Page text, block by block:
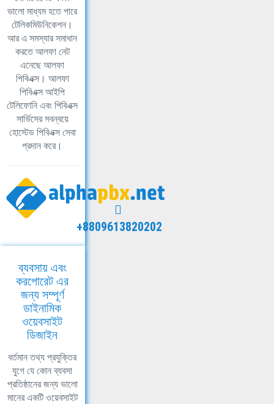
ভালো মাধ্যম হতে পারে
টেলিকমিউনিকেশন।
আর এ সমস্যার সমাধান
করতে আলফা নেট
এনেছে আলফা
পিবিএক্স। আলফা
পিবিএক্স আইপি
টেলিফোনি এবং পিবিএক্স
সার্ভিসের সবন্বয়ে
হোস্টেড পিবিএক্স সেবা
প্রদান করে।
+8809613820202
ব্যবসায় এবং
করপোরেট এর
জন্য সম্পূর্ণ
ডাইনামিক
ওয়েবসাইট
ডিজাইন
বর্তমান তথ্য প্রযুক্তির
যুগে যে কোন ব্যবসা
প্রতিষ্ঠানের জন্য ভালো
মানের একটি ওয়েবসাইট